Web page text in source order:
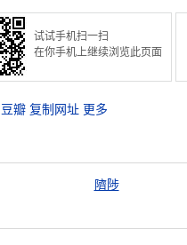
试试手机扫一扫
在你手机上继续浏览此页面
豆瓣 复制网址 更多
隮陟